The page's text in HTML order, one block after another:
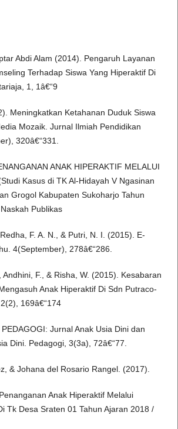
Abdi Alam (2014). Pengaruh Layanan
Terhadap Siswa Yang Hiperaktif Di
1, 1â€“9
Meningkatkan Ketahanan Duduk Siswa
Mozaik. Jurnal Ilmiah Pendidikan
320â€“331.
ANAK HIPERAKTIF MELALUI
Kasus di TK Al-Hidayah V Ngasinan
Grogol Kabupaten Sukoharjo Tahun
Publikas
F. A. N., & Putri, N. I. (2015). E-
4(September), 278â€“286.
Andhini, F., & Risha, W. (2015). Kesabaran
Anak Hiperaktif Di Sdn Putraco-
169â€“174
Jurnal Anak Usia Dini dan
Dini. Pedagogi, 3(3a), 72â€“77.
& Johana del Rosario Rangel. (2017).
Anak Hiperaktif Melalui
Tk Desa Sraten 01 Tahun Ajaran 2018 /